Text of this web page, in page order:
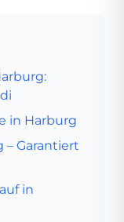
in Harburg
– Garantiert
in